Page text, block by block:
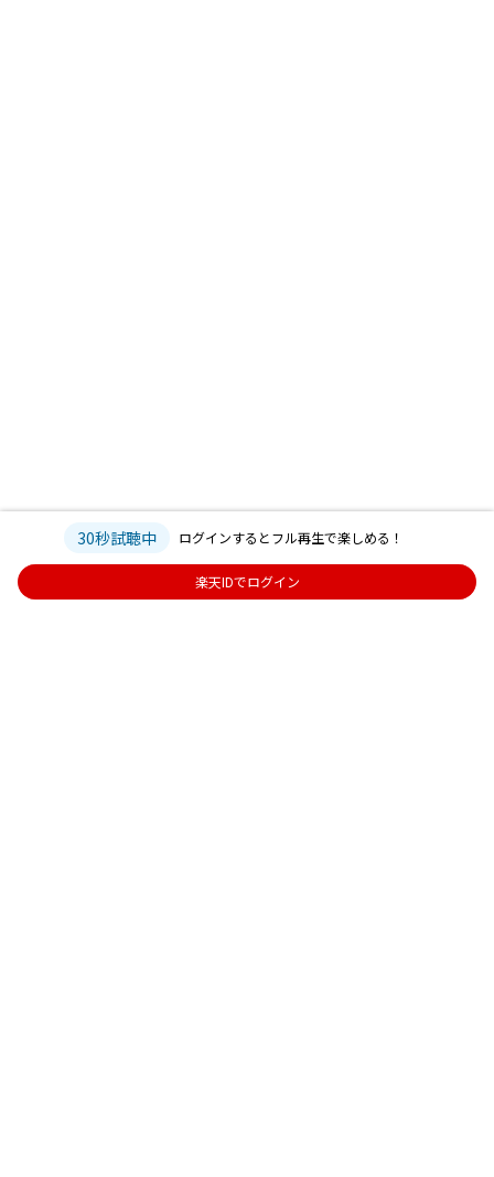
30秒試聴中 ログインするとフル再生で楽しめる！
楽天IDでログイン